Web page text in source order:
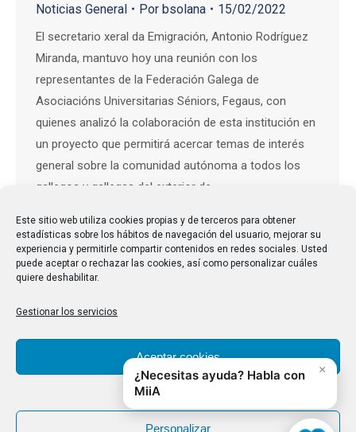
Este sitio web utiliza cookies propias y de terceros para obtener
estadísticas sobre los hábitos de navegación del usuario, mejorar su
experiencia y permitirle compartir contenidos en redes sociales. Usted
puede aceptar o rechazar las cookies, así como personalizar cuáles
quiere deshabilitar.
Gestionar los servicios
Aceptar cookies
Denegar
Personalizar
Noticias General Por bsolana 15/02/2022
El secretario xeral da Emigración, Antonio Rodríguez
Miranda, mantuvo hoy una reunión con los
representantes de la Federación Galega de
Asociacións Universitarias Séniors, Fegaus, con
quienes analizó la colaboración de esta institución en
un proyecto que permitirá acercar temas de interés
general sobre la comunidad autónoma a todos los
gallegos y gallegas del exterior de…